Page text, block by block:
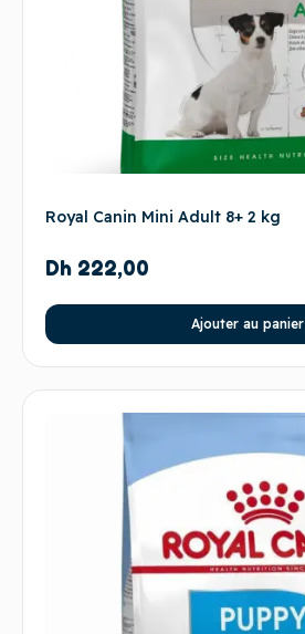
Royal Canin Mini Adult 8+ 2 kg
Dh 222,00
Ajouter au panier